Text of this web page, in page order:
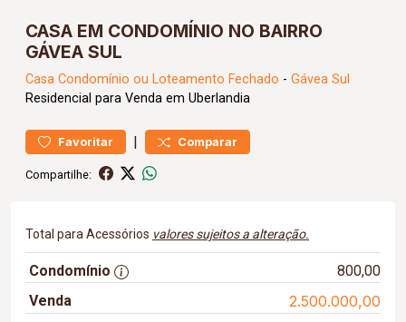
CASA EM CONDOMÍNIO NO BAIRRO
GÁVEA SUL
Casa Condomínio ou Loteamento Fechado - Gávea Sul
Residencial para Venda em Uberlandia
Favoritar | Comparar
Compartilhe:
Total para Acessórios valores sujeitos a alteração.
Condomínio
800,00
Venda
2.500.000,00